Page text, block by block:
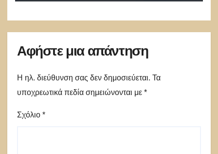
Αφήστε μια απάντηση
Η ηλ. διεύθυνση σας δεν δημοσιεύεται. Τα
υποχρεωτικά πεδία σημειώνονται με *
Σχόλιο *